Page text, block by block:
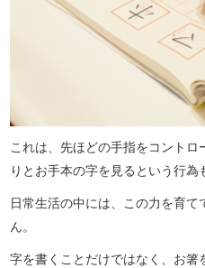
これは、先ほどの手指をコント
りとお手本の字を見るという行為
日常生活の中には、この力を育
ん。
字を書くことだけではなく、お箸